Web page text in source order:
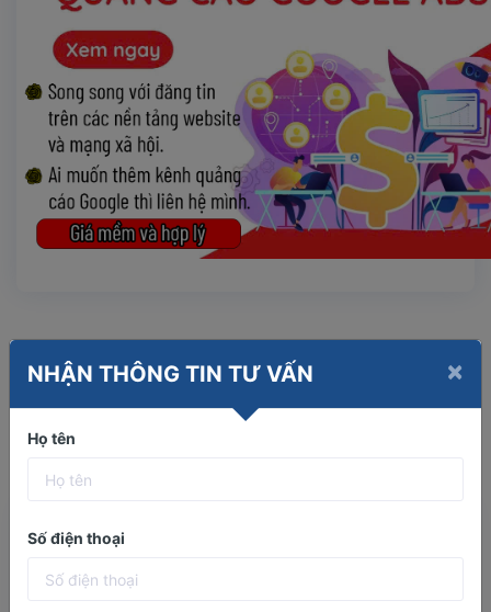
Sản Phẩm bất động sản Khánh Hòa
liên quan
☘️Đất Biệt thự mặt Sông, giá chỉ 3️⃣8️⃣tr/m2.
NHẬN THÔNG TIN TƯ VẤN ×
Họ tên
Số điện thoại